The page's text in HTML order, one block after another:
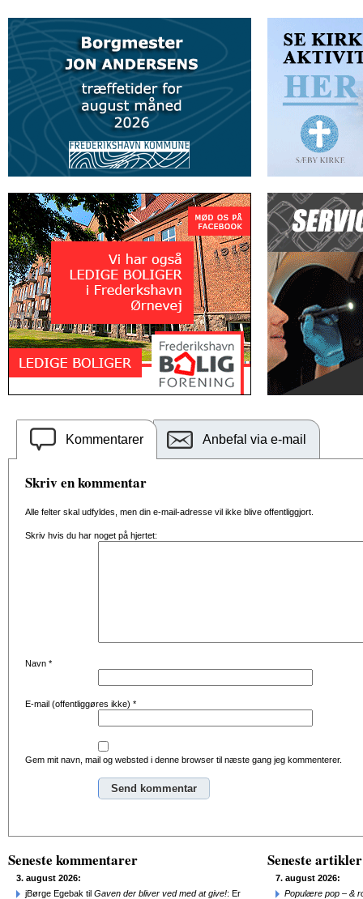
Kommentarer Anbefal via e-mail
Skriv en kommentar
Alle felter skal udfyldes, men din e-mail-adresse vil ikke blive offentliggjort.
Skriv hvis du har noget på hjertet:
Navn *
E-mail (offentliggøres ikke) *
Gem mit navn, mail og websted i denne browser til næste gang jeg kommenterer.
Seneste kommentarer
3. august 2026:
jBørge Egebak til Gaven der bliver ved med at give!: Er
Seneste artikler
7. august 2026:
Populære pop – &